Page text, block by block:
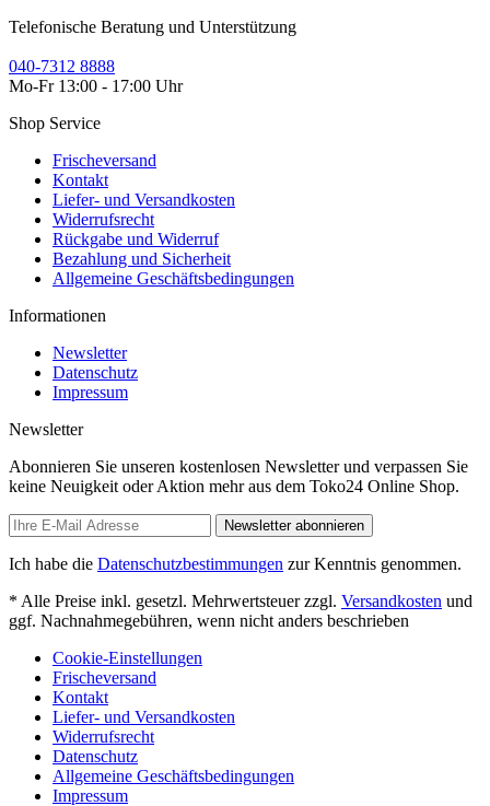
Telefonische Beratung und Unterstützung
040-7312 8888
Mo-Fr 13:00 - 17:00 Uhr
Shop Service
Frischeversand
Kontakt
Liefer- und Versandkosten
Widerrufsrecht
Rückgabe und Widerruf
Bezahlung und Sicherheit
Allgemeine Geschäftsbedingungen
Informationen
Newsletter
Datenschutz
Impressum
Newsletter
Abonnieren Sie unseren kostenlosen Newsletter und verpassen Sie
keine Neuigkeit oder Aktion mehr aus dem Toko24 Online Shop.
Newsletter abonnieren
Ich habe die Datenschutzbestimmungen zur Kenntnis genommen.
* Alle Preise inkl. gesetzl. Mehrwertsteuer zzgl. Versandkosten und
ggf. Nachnahmegebühren, wenn nicht anders beschrieben
Cookie-Einstellungen
Frischeversand
Kontakt
Liefer- und Versandkosten
Widerrufsrecht
Datenschutz
Allgemeine Geschäftsbedingungen
Impressum